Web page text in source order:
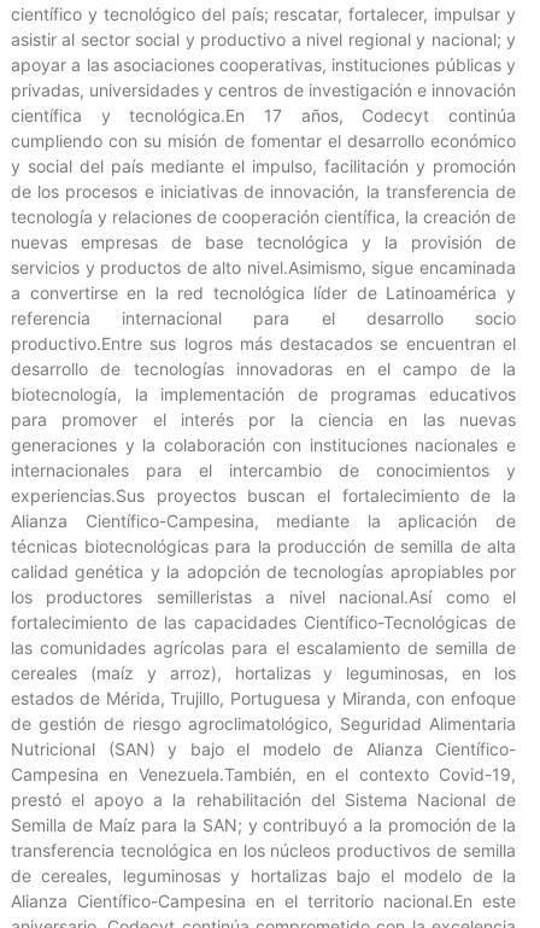
científico y tecnológico del país; rescatar, fortalecer, impulsar y
asistir al sector social y productivo a nivel regional y nacional; y
apoyar a las asociaciones cooperativas, instituciones públicas y
privadas, universidades y centros de investigación e innovación
científica y tecnológica.En 17 años, Codecyt continúa
cumpliendo con su misión de fomentar el desarrollo económico
y social del país mediante el impulso, facilitación y promoción
de los procesos e iniciativas de innovación, la transferencia de
tecnología y relaciones de cooperación científica, la creación de
nuevas empresas de base tecnológica y la provisión de
servicios y productos de alto nivel.Asimismo, sigue encaminada
a convertirse en la red tecnológica líder de Latinoamérica y
referencia internacional para el desarrollo socio
productivo.Entre sus logros más destacados se encuentran el
desarrollo de tecnologías innovadoras en el campo de la
biotecnología, la implementación de programas educativos
para promover el interés por la ciencia en las nuevas
generaciones y la colaboración con instituciones nacionales e
internacionales para el intercambio de conocimientos y
experiencias.Sus proyectos buscan el fortalecimiento de la
Alianza Científico-Campesina, mediante la aplicación de
técnicas biotecnológicas para la producción de semilla de alta
calidad genética y la adopción de tecnologías apropiables por
los productores semilleristas a nivel nacional.Así como el
fortalecimiento de las capacidades Científico-Tecnológicas de
las comunidades agrícolas para el escalamiento de semilla de
cereales (maíz y arroz), hortalizas y leguminosas, en los
estados de Mérida, Trujillo, Portuguesa y Miranda, con enfoque
de gestión de riesgo agroclimatológico, Seguridad Alimentaria
Nutricional (SAN) y bajo el modelo de Alianza Científico-
Campesina en Venezuela.También, en el contexto Covid-19,
prestó el apoyo a la rehabilitación del Sistema Nacional de
Semilla de Maíz para la SAN; y contribuyó a la promoción de la
transferencia tecnológica en los núcleos productivos de semilla
de cereales, leguminosas y hortalizas bajo el modelo de la
Alianza Científico-Campesina en el territorio nacional.En este